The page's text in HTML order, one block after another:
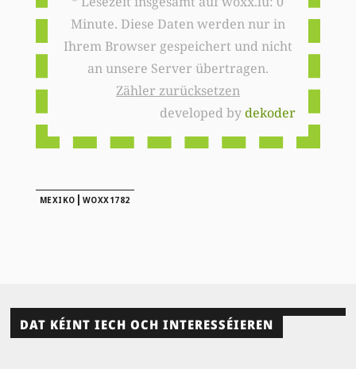
Minute. Diese Daten werden nur in
Ihrem Browser gespeichert und nicht
an unsere Server übertragen.
Zähler zurücksetzen
developed bydekoder
MEXIKO | WOXX1782
DAT KÉINT IECH OCH INTERESSÉIEREN